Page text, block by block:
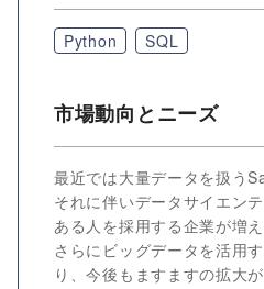
Python SQL
市場動向とニーズ
最近では大量データを扱う
それに伴いデータサイエン
ある人を採用する企業が増
さらにビッグデータを活用
り、今後もますますの拡大